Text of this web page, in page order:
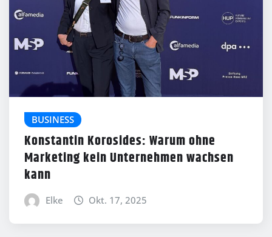
BUSINESS
Konstantin Korosides: Warum ohne
Marketing kein Unternehmen wachsen
kann
Elke Okt. 17, 2025